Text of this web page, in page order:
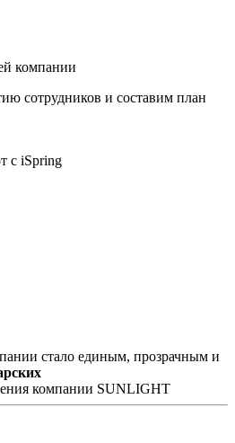
компании
сотрудников и составим план
с iSpring
стало единым, прозрачным и
компании SUNLIGHT